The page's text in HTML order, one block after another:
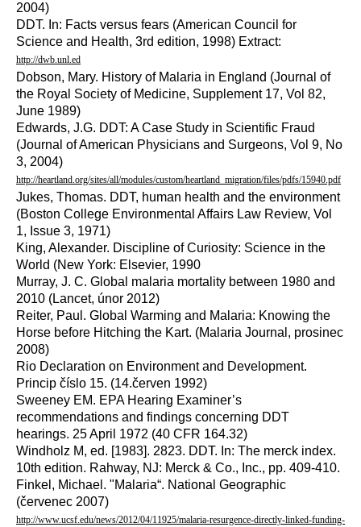
2004)
DDT. In: Facts versus fears (American Council for
Science and Health, 3rd edition, 1998) Extract:
http://dwb.unl.ed
Dobson, Mary. History of Malaria in England (Journal of
the Royal Society of Medicine, Supplement 17, Vol 82,
June 1989)
Edwards, J.G. DDT: A Case Study in Scientific Fraud
(Journal of American Physicians and Surgeons, Vol 9, No
3, 2004)
http://heartland.org/sites/all/modules/custom/heartland_migration/files/pdfs/15940.pdf
Jukes, Thomas. DDT, human health and the environment
(Boston College Environmental Affairs Law Review, Vol
1, Issue 3, 1971)
King, Alexander. Discipline of Curiosity: Science in the
World (New York: Elsevier, 1990
Murray, J. C. Global malaria mortality between 1980 and
2010 (Lancet, únor 2012)
Reiter, Paul. Global Warming and Malaria: Knowing the
Horse before Hitching the Kart. (Malaria Journal, prosinec
2008)
Rio Declaration on Environment and Development.
Princip číslo 15. (14.červen 1992)
Sweeney EM. EPA Hearing Examiner’s
recommendations and findings concerning DDT
hearings. 25 April 1972 (40 CFR 164.32)
Windholz M, ed. [1983]. 2823. DDT. In: The merck index.
10th edition. Rahway, NJ: Merck & Co., Inc., pp. 409-410.
Finkel, Michael. "Malaria“. National Geographic
(červenec 2007)
http://www.ucsf.edu/news/2012/04/11925/malaria-resurgence-directly-linked-funding-